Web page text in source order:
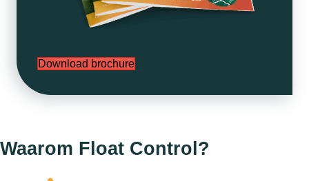
Download brochure
Waarom Float Control?